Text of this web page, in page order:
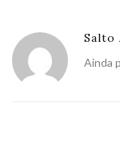
Salto
Ainda